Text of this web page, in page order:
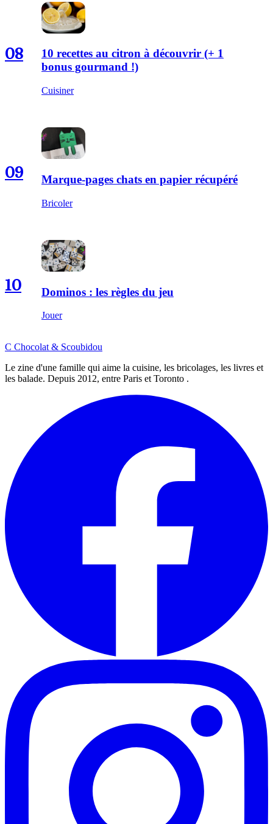
08
10 recettes au citron à découvrir (+ 1
bonus gourmand !)
Cuisiner
09 Marque-pages chats en papier récupéré
Bricoler
10 Dominos : les règles du jeu
Jouer
C Chocolat & Scoubidou
Le zine d'une famille qui aime la cuisine, les bricolages, les livres et
les balade. Depuis 2012, entre Paris et Toronto .